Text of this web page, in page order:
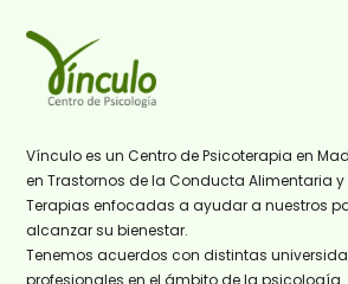
Vínculo es un Centro de Psicoterapia en
en Trastornos de la Conducta Alimentaria
Terapias enfocadas a ayudar a nuestros
alcanzar su bienestar.
Tenemos acuerdos con distintas